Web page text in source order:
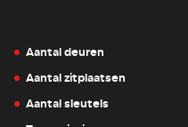
Aantal deuren
Aantal zitplaatsen
Aantal sleutels